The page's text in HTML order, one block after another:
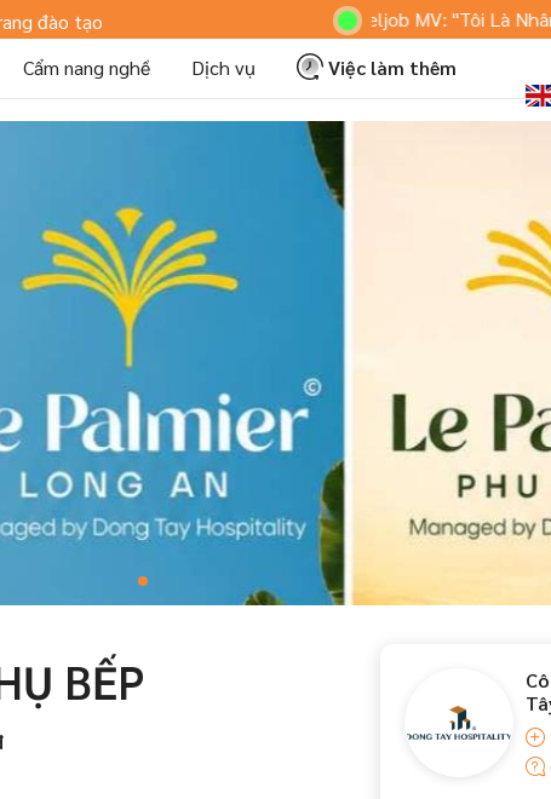
đào tạo Hoteljob MV: "Tôi Là Nhân Viên
Cẩm nang nghề Dịch vụ
Việc làm thêm
BẾP